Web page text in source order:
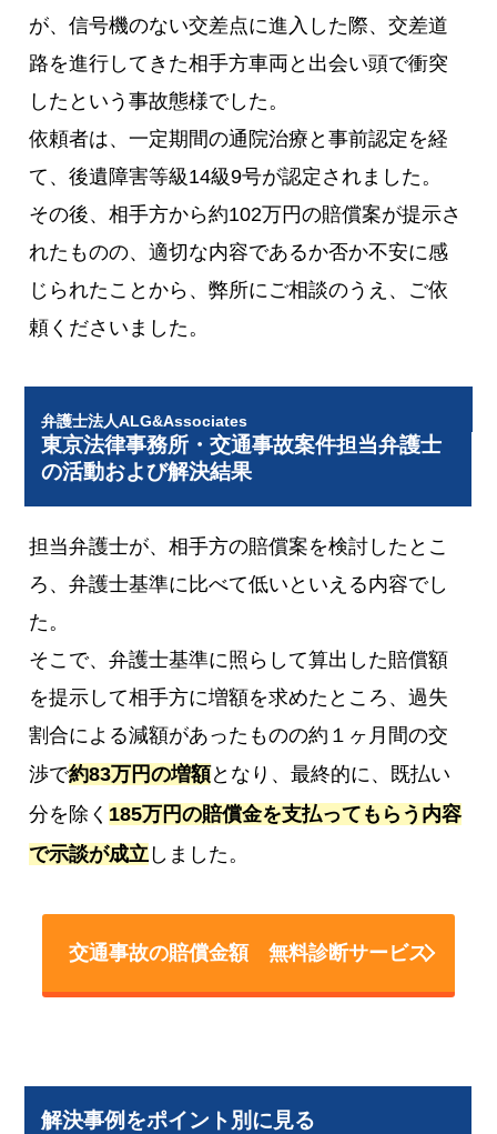
が、信号機のない交差点に進入した際、交差道
路を進行してきた相手方車両と出会い頭で衝突
したという事故態様でした。
依頼者は、一定期間の通院治療と事前認定を経
て、後遺障害等級14級9号が認定されました。
その後、相手方から約102万円の賠償案が提示さ
れたものの、適切な内容であるか否か不安に感
じられたことから、弊所にご相談のうえ、ご依
頼くださいました。
弁護士法人ALG&Associates
東京法律事務所・交通事故案件担当弁護士
の活動および解決結果
担当弁護士が、相手方の賠償案を検討したとこ
ろ、弁護士基準に比べて低いといえる内容でし
た。
そこで、弁護士基準に照らして算出した賠償額
を提示して相手方に増額を求めたところ、過失
割合による減額があったものの約１ヶ月間の交
渉で約83万円の増額となり、最終的に、既払い
分を除く 185万円の賠償金を支払ってもらう内容
で示談が成立 しました。
交通事故の賠償金額 無料診断サービス
解決事例をポイント別に見る